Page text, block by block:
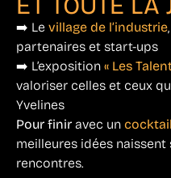
ET TOUTE LA
➡️ Le village de l’industrie
partenaires et start-ups
➡️ L’exposition « Les
valoriser celles et ceux
Yvelines
Pour finir avec un
meilleures idées
rencontres.